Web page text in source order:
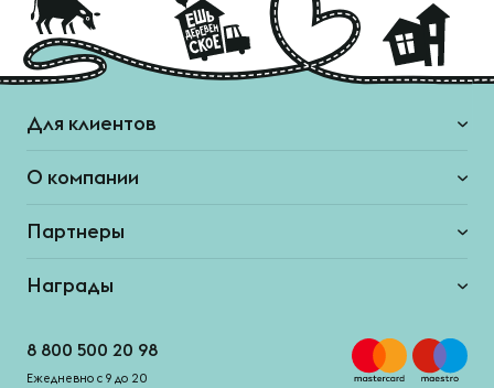
Для клиентов
О компании
Партнеры
Награды
8 800 500 20 98
Ежедневно с 9 до 20